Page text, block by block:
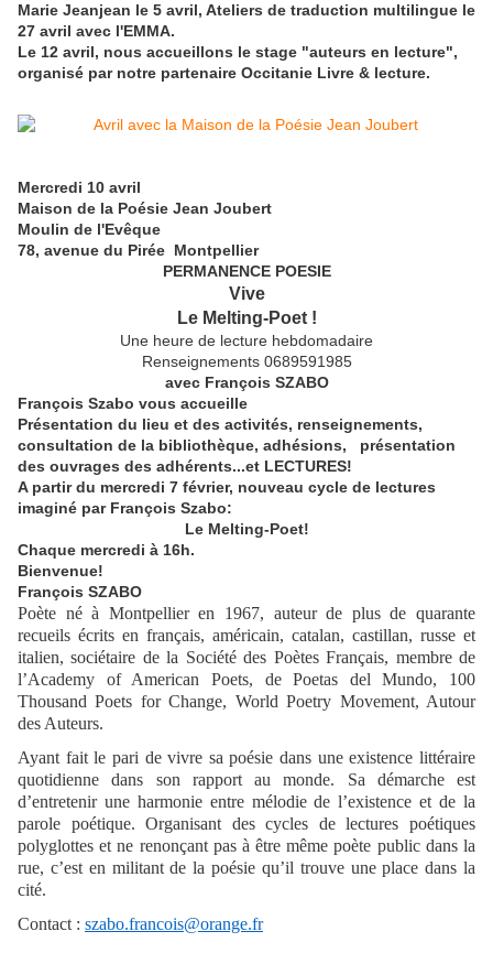
Marie Jeanjean le 5 avril, Ateliers de traduction multilingue le
27 avril avec l'EMMA.
Le 12 avril, nous accueillons le stage "auteurs en lecture",
organisé par notre partenaire Occitanie Livre & lecture.
Mercredi 10 avril
Maison de la Poésie Jean Joubert
Moulin de l'Evêque
78, avenue du Pirée Montpellier
PERMANENCE POESIE
Vive
Le Melting-Poet !
Une heure de lecture hebdomadaire
Renseignements 0689591985
avec François SZABO
François Szabo vous accueille
Présentation du lieu et des activités, renseignements,
consultation de la bibliothèque, adhésions, présentation
des ouvrages des adhérents...et LECTURES!
A partir du mercredi 7 février, nouveau cycle de lectures
imaginé par François Szabo:
Le Melting-Poet!
Chaque mercredi à 16h.
Bienvenue!
François SZABO
Poète né à Montpellier en 1967, auteur de plus de quarante
recueils écrits en français, américain, catalan, castillan, russe et
italien, sociétaire de la Société des Poètes Français, membre de
l’Academy of American Poets, de Poetas del Mundo, 100
Thousand Poets for Change, World Poetry Movement, Autour
des Auteurs.
Ayant fait le pari de vivre sa poésie dans une existence littéraire
quotidienne dans son rapport au monde. Sa démarche est
d’entretenir une harmonie entre mélodie de l’existence et de la
parole poétique. Organisant des cycles de lectures poétiques
polyglottes et ne renonçant pas à être même poète public dans la
rue, c’est en militant de la poésie qu’il trouve une place dans la
cité.
Contact : szabo.francois@orange.fr